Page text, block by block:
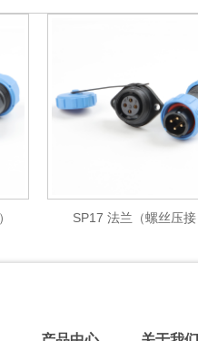
SP17 法兰（螺丝压接）